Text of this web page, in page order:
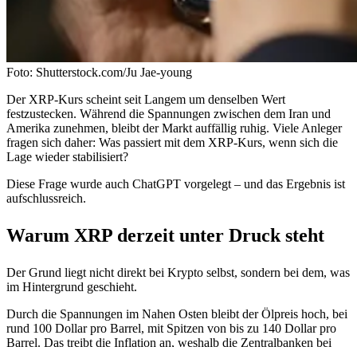
Foto: Shutterstock.com/Ju Jae-young
Der XRP-Kurs scheint seit Langem um denselben Wert
festzustecken. Während die Spannungen zwischen dem Iran und
Amerika zunehmen, bleibt der Markt auffällig ruhig. Viele Anleger
fragen sich daher: Was passiert mit dem XRP-Kurs, wenn sich die
Lage wieder stabilisiert?
Diese Frage wurde auch ChatGPT vorgelegt – und das Ergebnis ist
aufschlussreich.
Warum XRP derzeit unter Druck steht
Der Grund liegt nicht direkt bei Krypto selbst, sondern bei dem, was
im Hintergrund geschieht.
Durch die Spannungen im Nahen Osten bleibt der Ölpreis hoch, bei
rund 100 Dollar pro Barrel, mit Spitzen von bis zu 140 Dollar pro
Barrel. Das treibt die Inflation an, weshalb die Zentralbanken bei